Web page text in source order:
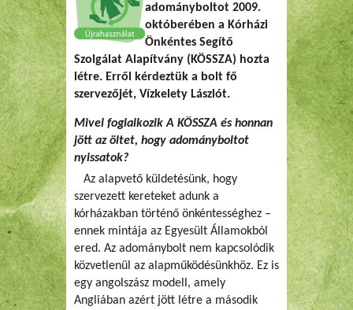
adományboltot 2009.
októberében a Kórházi
Önkéntes Segítő
Szolgálat Alapítvány (KÖSSZA) hozta
létre. Erről kérdeztük a bolt fő
szervezőjét, Vízkelety Lászlót.
Mivel foglalkozik A KÖSSZA és honnan
jött az öltet, hogy adományboltot
nyissatok?
Az alapvető küldetésünk, hogy
szervezett kereteket adunk a
kórházakban történő önkéntességhez –
ennek mintája az Egyesült Államokból
ered. Az adománybolt nem kapcsolódik
közvetlenül az alapműködésünkhöz. Ez is
egy angolszász modell, amely
Angliában azért jött létre a második